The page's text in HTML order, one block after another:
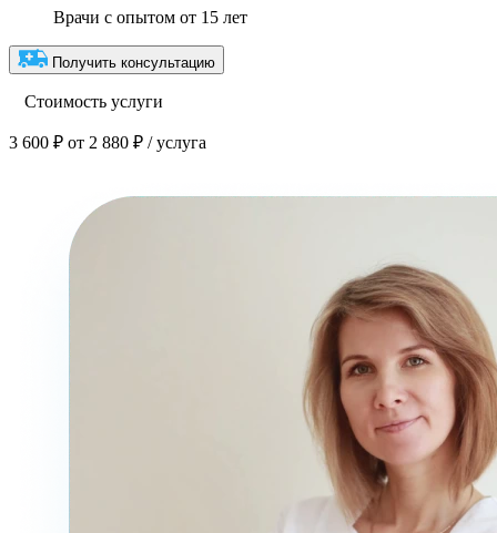
Врачи с опытом от 15 лет
Получить консультацию
Стоимость услуги
3 600 ₽ от 2 880 ₽ / услуга